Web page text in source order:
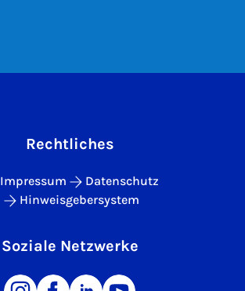
Rechtliches
Impressum
Datenschutz
Hinweisgebersystem
Soziale Netzwerke